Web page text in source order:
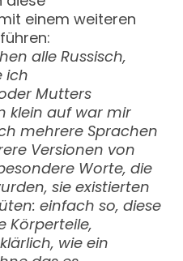
einem weiteren
alle Russisch,
ich
Mutters
klein auf war mir
mehrere Sprachen
Versionen von
Worte, die
sie existierten
einfach so, diese
Körperteile,
wie ein